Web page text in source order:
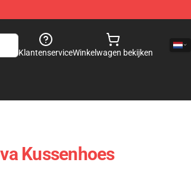
KlantenserviceWinkelwagen bekijken
Kussenhoes